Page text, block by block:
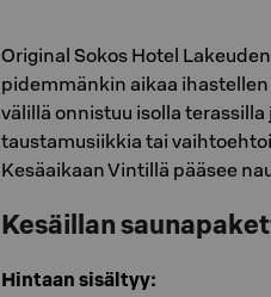
Original Sokos Hotel
pidemmänkin aikaa
välillä onnistuu isolla
taustamusiikkia tai
Kesäaikaan Vintillä pääsee
Kesäillan
Hintaan sisältyy: